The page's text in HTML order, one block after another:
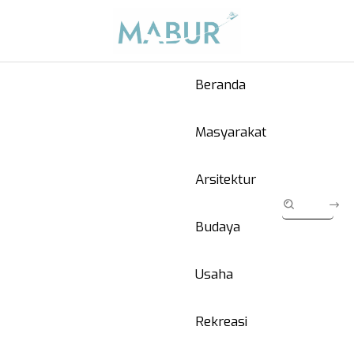
Beranda
Masyarakat
Arsitektur
Budaya
Usaha
Rekreasi